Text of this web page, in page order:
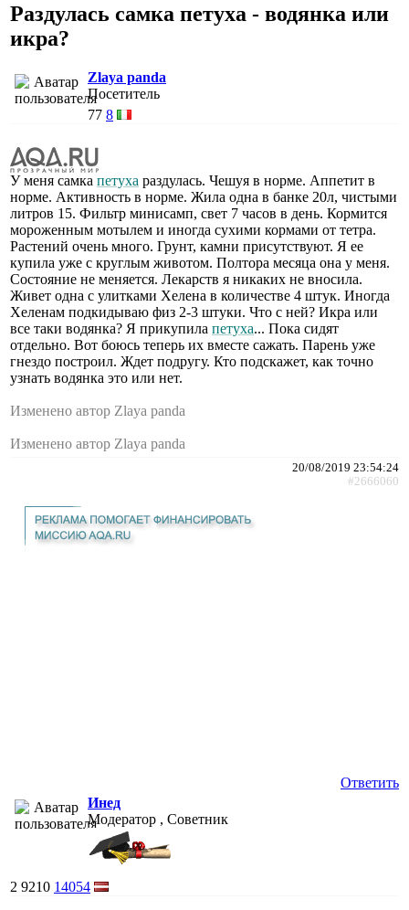
Раздулась самка петуха - водянка или
икра?
Zlaya panda
Посетитель
77 8
У меня самка петуха раздулась. Чешуя в норме. Аппетит в
норме. Активность в норме. Жила одна в банке 20л, чистыми
литров 15. Фильтр минисамп, свет 7 часов в день. Кормится
мороженным мотылем и иногда сухими кормами от тетра.
Растений очень много. Грунт, камни присутствуют. Я ее
купила уже с круглым животом. Полтора месяца она у меня.
Состояние не меняется. Лекарств я никаких не вносила.
Живет одна с улитками Хелена в количестве 4 штук. Иногда
Хеленам подкидываю физ 2-3 штуки. Что с ней? Икра или
все таки водянка? Я прикупила петуха... Пока сидят
отдельно. Вот боюсь теперь их вместе сажать. Парень уже
гнездо построил. Ждет подругу. Кто подскажет, как точно
узнать водянка это или нет.
Изменено автор Zlaya panda
Изменено автор Zlaya panda
20/08/2019 23:54:24
#2666060
Ответить
Инед
Модератор , Советник
2 9210 14054